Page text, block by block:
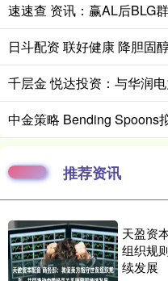
推荐资讯
天盈资
组织规
续发展